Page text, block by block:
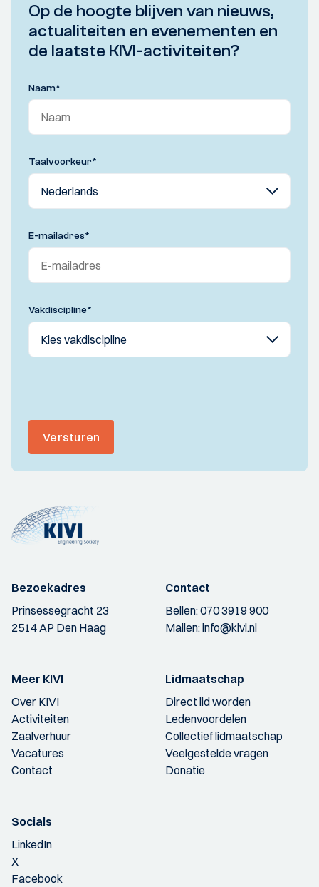
Op de hoogte blijven van nieuws,
actualiteiten en evenementen en
de laatste KIVI-activiteiten?
Naam*
Taalvoorkeur*
E-mailadres*
Vakdiscipline*
Versturen
Bezoekadres
Prinsessegracht 23
2514 AP Den Haag
Contact
Bellen:070 3919 900
Mailen:info@kivi.nl
Meer KIVI
Over KIVI
Activiteiten
Zaalverhuur
Vacatures
Contact
Lidmaatschap
Direct lid worden
Ledenvoordelen
Collectief lidmaatschap
Veelgestelde vragen
Donatie
Socials
LinkedIn
X
Facebook